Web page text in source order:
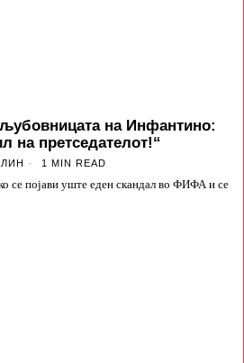
на Инфантино:
на претседателот!“
1 MIN READ
се појави уште еден скандал во ФИФА и се